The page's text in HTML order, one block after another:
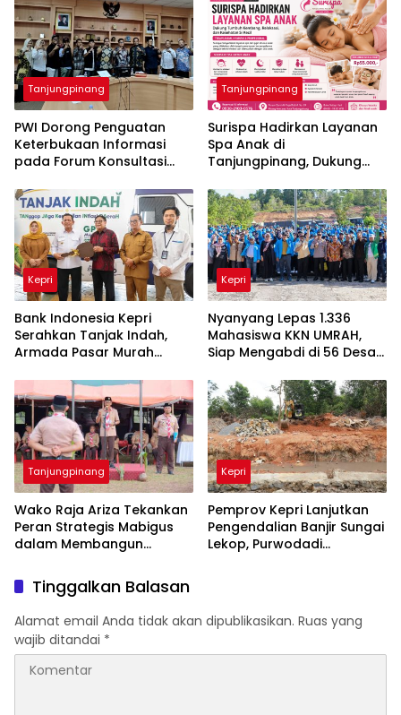
Tanjungpinang
PWI Dorong Penguatan
Keterbukaan Informasi
pada Forum Konsultasi
Tanjungpinang
Surispa Hadirkan Layanan
Spa Anak di
Tanjungpinang, Dukung
Relaksasi Si Kecil
Kepri
Bank Indonesia Kepri
Serahkan Tanjak Indah,
Armada Pasar Murah
Inflasi Daerah
Kepri
Nyanyang Lepas 1.336
Mahasiswa KKN UMRAH,
Siap Mengabdi di 56 Desa
Tanjungpinang
Wako Raja Ariza Tekankan
Peran Strategis Mabigus
dalam Membangun
Kepri
Pemprov Kepri Lanjutkan
Pengendalian Banjir Sungai
Lekop, Purwodadi
Tinggalkan Balasan
Alamat email Anda tidak akan dipublikasikan. Ruas yang
wajib ditandai *